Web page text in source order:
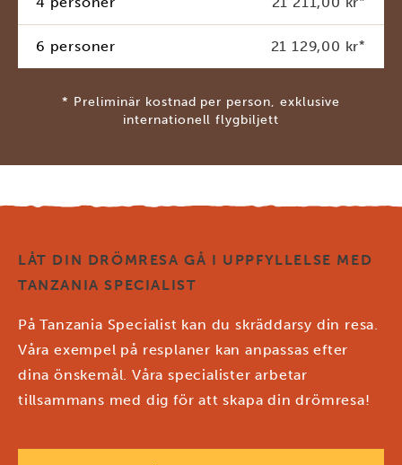
6 personer 21 129,00 kr*
* Preliminär kostnad per person, exklusive
internationell flygbiljett
LÅT DIN DRÖMRESA GÅ I UPPFYLLELSE MED
TANZANIA SPECIALIST
På Tanzania Specialist kan du skräddarsy din resa.
Våra exempel på resplaner kan anpassas efter
dina önskemål. Våra specialister arbetar
tillsammans med dig för att skapa din drömresa!